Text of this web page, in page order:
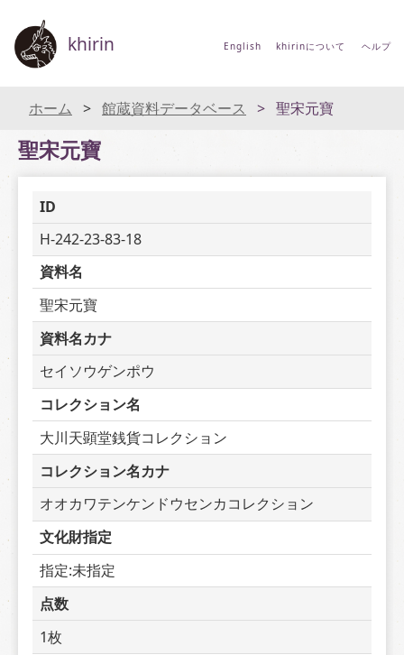
khirin English khirinについて ヘルプ
ホーム 館蔵資料データベース 聖宋元寶
聖宋元寶
ID
H-242-23-83-18
資料名
聖宋元寶
資料名カナ
セイソウゲンポウ
コレクション名
大川天顕堂銭貨コレクション
コレクション名カナ
オオカワテンケンドウセンカコレクション
文化財指定
指定:未指定
点数
1枚